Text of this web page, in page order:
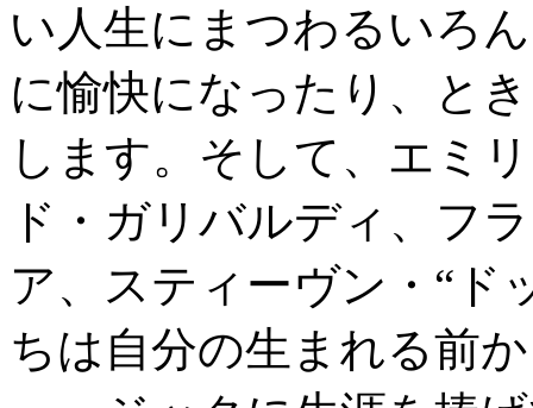
い人生にまつわるいろ
に愉快になったり、と
します。そして、エミ
ド・ガリバルディ、フ
ア、スティーヴン・“ド
ちは自分の生まれる前